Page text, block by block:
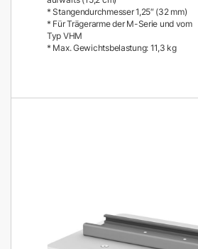
* Stangendurchmesser 1,25″ (32 mm)
* Für Trägerarme der M-Serie und vom
Typ VHM
* Max. Gewichtsbelastung: 11,3 kg